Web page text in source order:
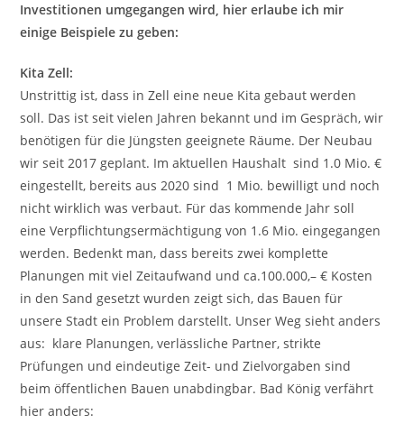
Investitionen umgegangen wird, hier erlaube ich mir
einige Beispiele zu geben:
Kita Zell:
Unstrittig ist, dass in Zell eine neue Kita gebaut werden
soll. Das ist seit vielen Jahren bekannt und im Gespräch, wir
benötigen für die Jüngsten geeignete Räume. Der Neubau
wir seit 2017 geplant. Im aktuellen Haushalt sind 1.0 Mio. €
eingestellt, bereits aus 2020 sind 1 Mio. bewilligt und noch
nicht wirklich was verbaut. Für das kommende Jahr soll
eine Verpflichtungsermächtigung von 1.6 Mio. eingegangen
werden. Bedenkt man, dass bereits zwei komplette
Planungen mit viel Zeitaufwand und ca.100.000,– € Kosten
in den Sand gesetzt wurden zeigt sich, das Bauen für
unsere Stadt ein Problem darstellt. Unser Weg sieht anders
aus: klare Planungen, verlässliche Partner, strikte
Prüfungen und eindeutige Zeit- und Zielvorgaben sind
beim öffentlichen Bauen unabdingbar. Bad König verfährt
hier anders: